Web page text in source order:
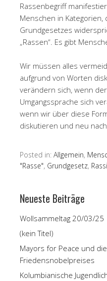
Rassenbegriff
Menschen in
Grundgesetzes
„Rassen“. Es gibt
Wir müssen alles
aufgrund von Worten
verändern sich, wenn
Umgangssprache sich
wenn wir über diese
diskutieren und neu
Posted in: Allgemein,
"Rasse", Grundgesetz,
Neueste Beiträge
Wollsammeltag 20/03/25
(kein Titel)
Mayors for Peace und
Friedensnobelpreises
Kolumbianische